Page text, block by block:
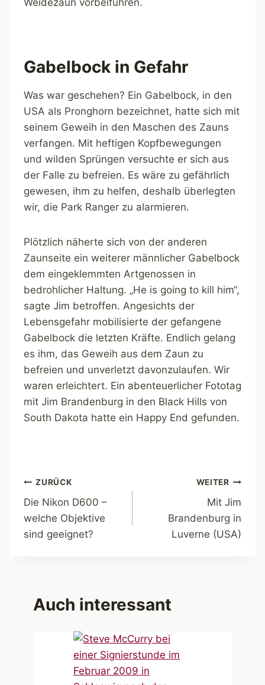
Gabelbock in Gefahr
Was war geschehen? Ein Gabelbock, in den
USA als Pronghorn bezeichnet, hatte sich mit
seinem Geweih in den Maschen des Zauns
verfangen. Mit heftigen Kopfbewegungen
und wilden Sprüngen versuchte er sich aus
der Falle zu befreien. Es wäre zu gefährlich
gewesen, ihm zu helfen, deshalb überlegten
wir, die Park Ranger zu alarmieren.
Plötzlich näherte sich von der anderen
Zaunseite ein weiterer männlicher Gabelbock
dem eingeklemmten Artgenossen in
bedrohlicher Haltung. „He is going to kill him“,
sagte Jim betroffen. Angesichts der
Lebensgefahr mobilisierte der gefangene
Gabelbock die letzten Kräfte. Endlich gelang
es ihm, das Geweih aus dem Zaun zu
befreien und unverletzt davonzulaufen. Wir
waren erleichtert. Ein abenteuerlicher Fototag
mit Jim Brandenburg in den Black Hills von
South Dakota hatte ein Happy End gefunden.
Beitragsnavigation
ZURÜCK
Die Nikon D600 –
welche Objektive
sind geeignet?
WEITER
Mit Jim
Brandenburg in
Luverne (USA)
Auch interessant